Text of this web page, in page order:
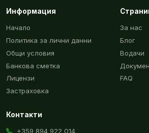
Информация
Начало
Политика за лични данни
Общи условия
Банкова сметка
Лицензи
Застраховка
За нас
Блог
Водачи
FAQ
Контакти
+359 894 922 014